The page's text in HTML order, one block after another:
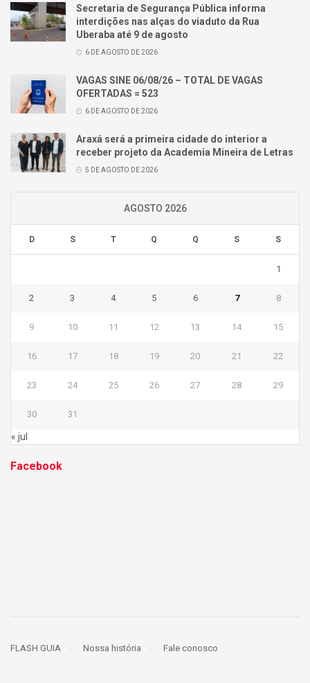
Secretaria de Segurança Pública informa
interdições nas alças do viaduto da Rua
Uberaba até 9 de agosto
6 DE AGOSTO DE 2026
VAGAS SINE 06/08/26 – TOTAL DE VAGAS
OFERTADAS = 523
6 DE AGOSTO DE 2026
Araxá será a primeira cidade do interior a
receber projeto da Academia Mineira de Letras
5 DE AGOSTO DE 2026
AGOSTO 2026
D S T Q Q S S
1
2 3 4 5 6 7 8
9 10 11 12 13 14 15
16 17 18 19 20 21 22
23 24 25 26 27 28 29
30 31
« jul
Facebook
FLASH GUIA Nossa história Fale conosco